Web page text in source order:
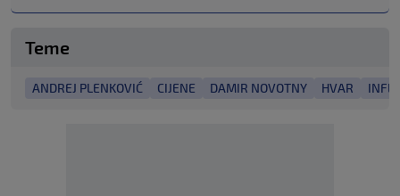
Teme
ANDREJ PLENKOVIĆ CIJENE DAMIR NOVOTNY HVAR